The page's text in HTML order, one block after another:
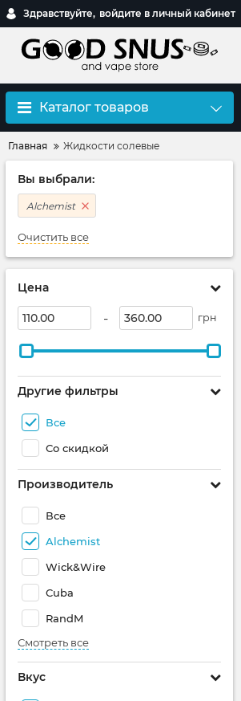
Здравствуйте, войдите в личный кабинет
Каталог товаров
Главная Жидкости солевые
Вы выбрали:
Alchemist
Очистить все
Цена
- грн
Другие фильтры
Все
Со скидкой
Производитель
Все
Alchemist
Wick&Wire
Cuba
RandM
Смотреть все
Вкус